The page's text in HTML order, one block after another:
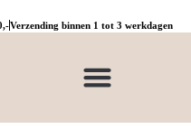
Verzending binnen 1 tot 3 werkdagen